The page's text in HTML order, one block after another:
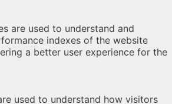
are used to understand and
indexes of the website
a better user experience for the
used to understand how visitors